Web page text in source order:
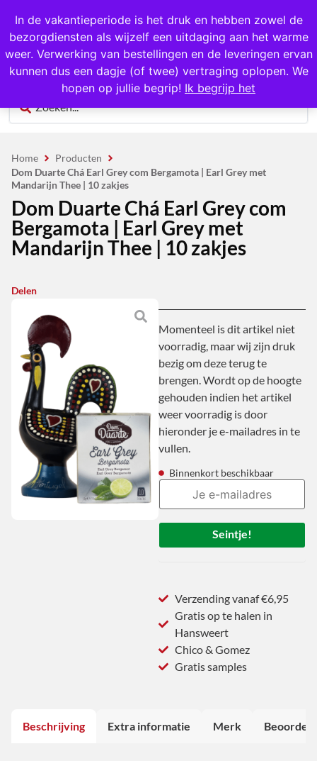
In de vakantieperiode is het druk en hebben zowel de
bezorgdiensten als wijzelf een uitdaging aan het warme
weer. Verwerking van bestellingen en de leveringen ervan
kunnen dus een dagje (of twee) vertraging oplopen. We
hopen op jullie begrip! Ik begrijp het
1000+ producten op voorraad
0
Home
Producten
Dom Duarte Chá Earl Grey com Bergamota | Earl Grey met
Mandarijn Thee | 10 zakjes
Dom Duarte Chá Earl Grey com
Bergamota | Earl Grey met
Mandarijn Thee | 10 zakjes
Delen
Momenteel is dit artikel niet
voorradig, maar wij zijn druk
bezig om deze terug te
brengen. Wordt op de hoogte
gehouden indien het artikel
weer voorradig is door
hieronder je e-mailadres in te
vullen.
Binnenkort beschikbaar
Seintje!
Verzending vanaf €6,95
Gratis op te halen in
Hansweert
Chico & Gomez
Gratis samples
Beschrijving Extra informatie Merk